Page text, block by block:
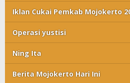
Iklan Cukai Pemkab Mojokerto
Operasi yustisi
Ning Ita
Berita Mojokerto Hari Ini